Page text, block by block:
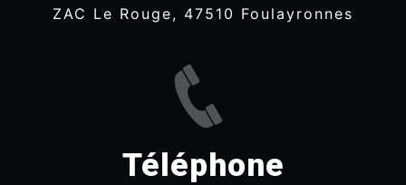
ZAC Le Rouge, 47510 Foulayronnes
Téléphone